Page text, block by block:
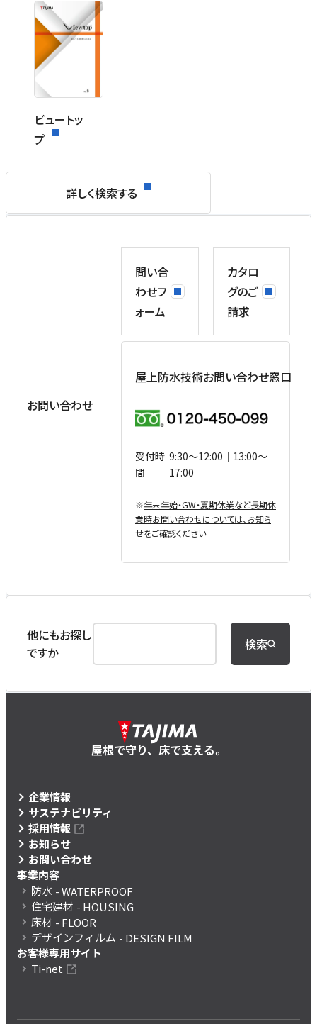
ビュートッ
プ
詳しく検索する
お問い合わせ
問い合
わせフ
ォーム
カタロ
グのご
請求
屋上防水技術お問い合わせ窓口
受付時
間
9:30〜12:00｜13:00〜
17:00
※年末年始・GW・夏期休業など⻑期休
業時お問い合わせについては、お知ら
せをご確認ください
他にもお探し
ですか
検索
屋根で守り、床で支える。
企業情報
サステナビリティ
採用情報
お知らせ
お問い合わせ
事業内容
防水 - WATERPROOF
住宅建材 - HOUSING
床材 - FLOOR
デザインフィルム - DESIGN FILM
お客様専用サイト
Ti-net